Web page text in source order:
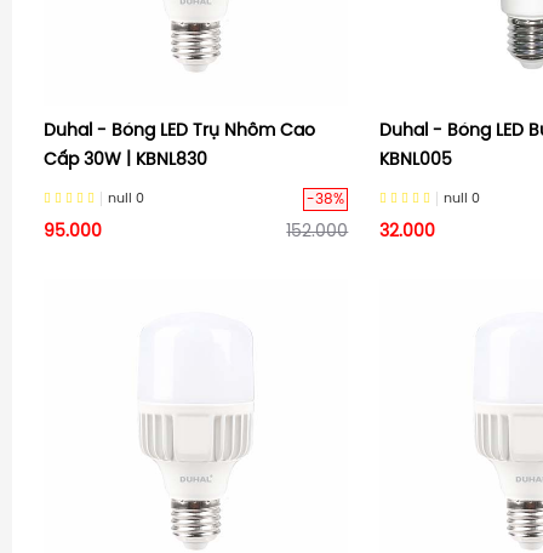
Duhal - Bóng LED Trụ Nhôm Cao
Cấp 30W | KBNL830
null 0 -38%
95.000 152.000
Duhal - Bóng LED
KBNL005
null 0
32.000